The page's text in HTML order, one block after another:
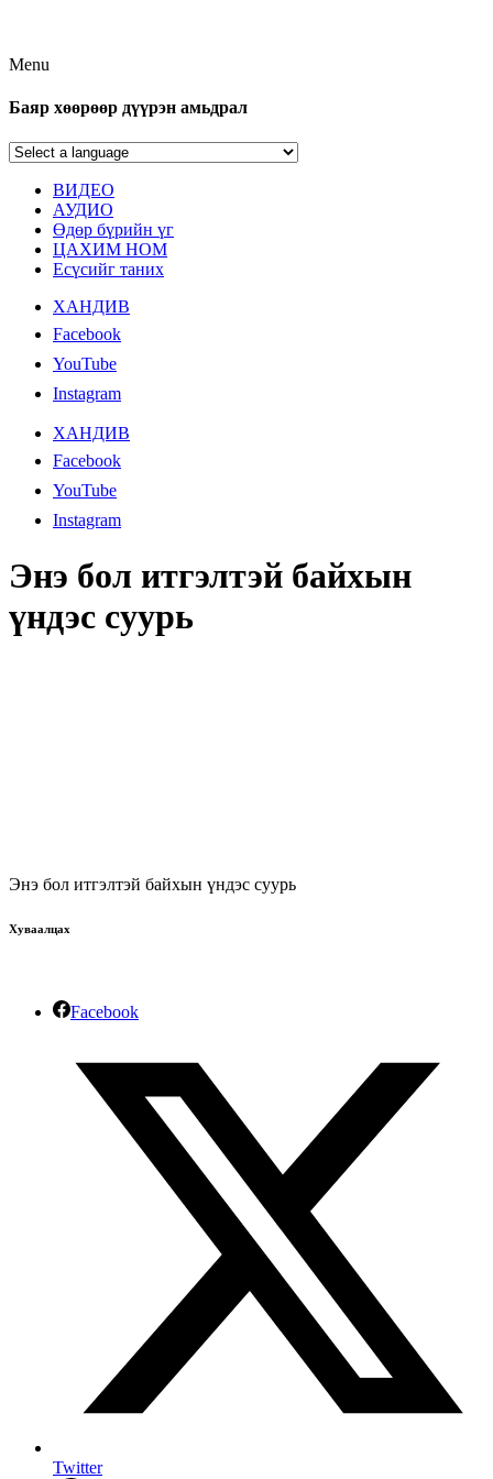
Menu
Баяр хөөрөөр дүүрэн амьдрал
ВИДЕО
АУДИО
Өдөр бүрийн үг
ЦАХИМ НОМ
Есүсийг таних
ХАНДИВ
Facebook
YouTube
Instagram
ХАНДИВ
Facebook
YouTube
Instagram
Энэ бол итгэлтэй байхын
үндэс суурь
Энэ бол итгэлтэй байхын үндэс суурь
Хуваалцах
Facebook
Twitter